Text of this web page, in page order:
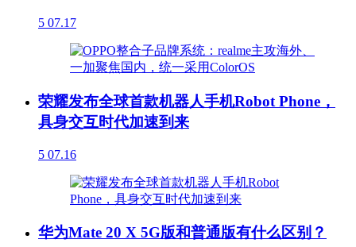
5 07.17
荣耀发布全球首款机器人手机Robot Phone，
具身交互时代加速到来
5 07.16
华为Mate 20 X 5G版和普通版有什么区别？